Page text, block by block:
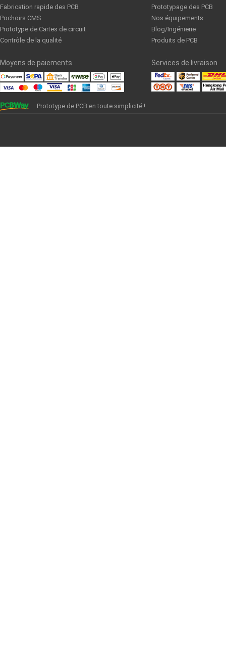
Fabrication rapide des PCB
Pochoirs CMS
Prototype de Cartes de circuit
Contrôle de la qualité
Prototypage des PCB
Nos équipements
Blog/Ingénierie
Produits de PCB
Moyens de paiements Services de livraison
Prototype de PCB en toute simplicité !